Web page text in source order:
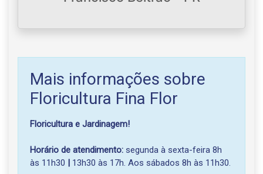
Mais informações sobre
Floricultura Fina Flor
Floricultura e Jardinagem!
Horário de atendimento: segunda à sexta-feira 8h
às 11h30 | 13h30 às 17h. Aos sábados 8h às 11h30.